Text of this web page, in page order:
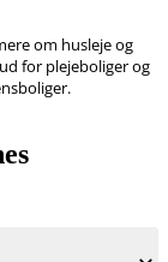
om husleje og
for plejeboliger og